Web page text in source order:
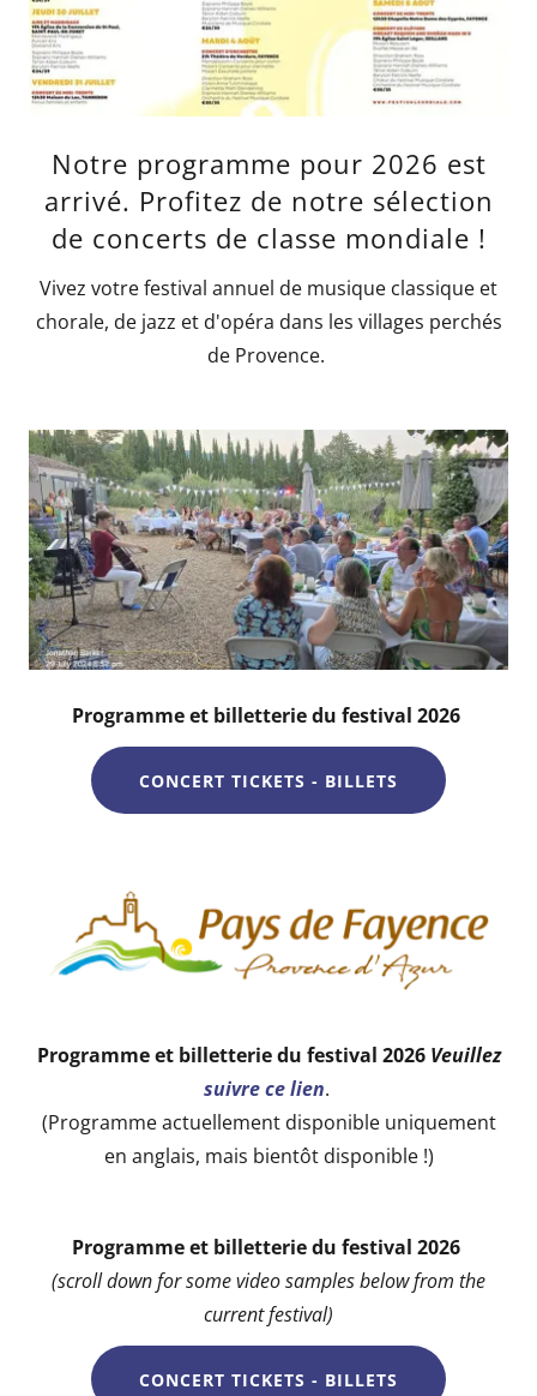
Notre programme pour 2026 est
arrivé. Profitez de notre sélection
de concerts de classe mondiale !
Vivez votre festival annuel de musique classique et
chorale, de jazz et d'opéra dans les villages perchés
de Provence.
Programme et billetterie du festival 2026
CONCERT TICKETS - BILLETS
Programme et billetterie du festival 2026 Veuillez
suivre ce lien.
(Programme actuellement disponible uniquement
en anglais, mais bientôt disponible !)
Programme et billetterie du festival 2026
(scroll down for some video samples below from the
current festival)
CONCERT TICKETS - BILLETS